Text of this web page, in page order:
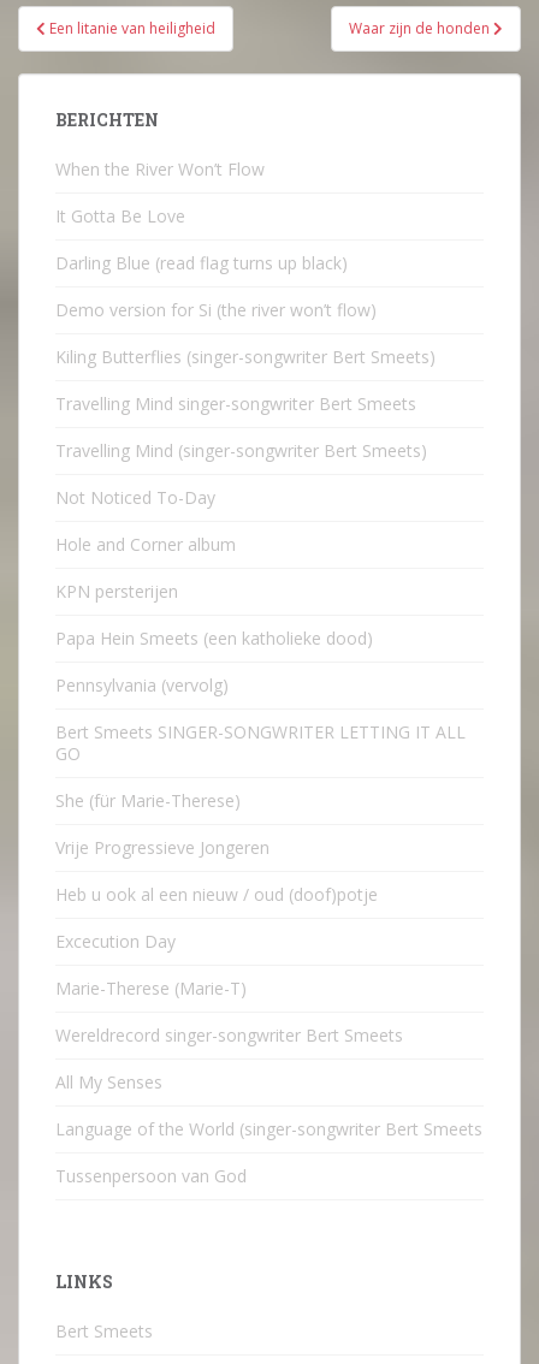
Bericht
navigatie
Een litanie van heiligheid Waar zijn de honden
BERICHTEN
When the River Won’t Flow
It Gotta Be Love
Darling Blue (read flag turns up black)
Demo version for Si (the river won’t flow)
Kiling Butterflies (singer-songwriter Bert Smeets)
Travelling Mind singer-songwriter Bert Smeets
Travelling Mind (singer-songwriter Bert Smeets)
Not Noticed To-Day
Hole and Corner album
KPN persterijen
Papa Hein Smeets (een katholieke dood)
Pennsylvania (vervolg)
Bert Smeets SINGER-SONGWRITER LETTING IT ALL
GO
She (für Marie-Therese)
Vrije Progressieve Jongeren
Heb u ook al een nieuw / oud (doof)potje
Excecution Day
Marie-Therese (Marie-T)
Wereldrecord singer-songwriter Bert Smeets
All My Senses
Language of the World (singer-songwriter Bert Smeets
Tussenpersoon van God
LINKS
Bert Smeets